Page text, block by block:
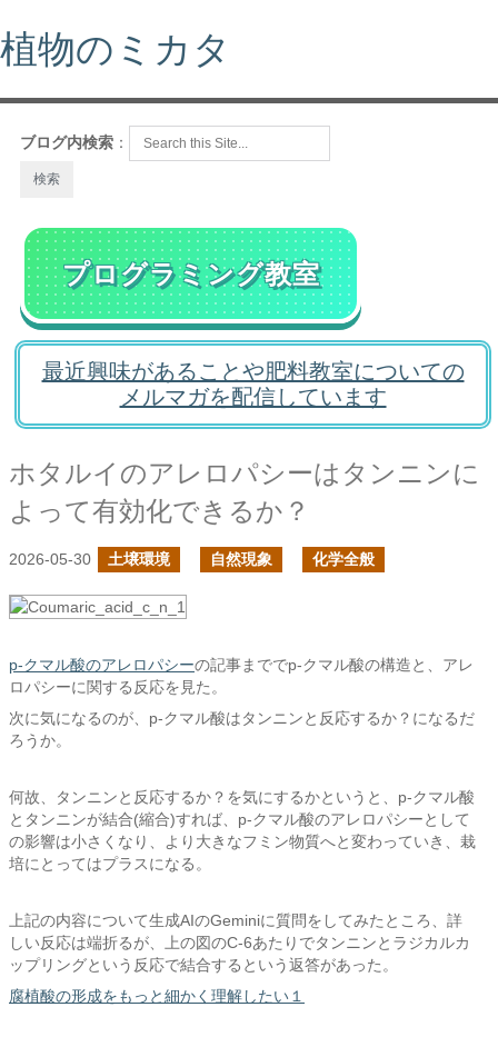
植物のミカタ
ブログ内検索 ：
プログラミング教室
最近興味があることや肥料教室についての
メルマガを配信しています
ホタルイのアレロパシーはタンニンに
よって有効化できるか？
2026-05-30 土壌環境 自然現象 化学全般
p-クマル酸のアレロパシーの記事まででp-クマル酸の構造と、アレ
ロパシーに関する反応を見た。
次に気になるのが、p-クマル酸はタンニンと反応するか？になるだ
ろうか。
何故、タンニンと反応するか？を気にするかというと、p-クマル酸
とタンニンが結合(縮合)すれば、p-クマル酸のアレロパシーとして
の影響は小さくなり、より大きなフミン物質へと変わっていき、栽
培にとってはプラスになる。
上記の内容について生成AIのGeminiに質問をしてみたところ、詳
しい反応は端折るが、上の図のC-6あたりでタンニンとラジカルカ
ップリングという反応で結合するという返答があった。
腐植酸の形成をもっと細かく理解したい１